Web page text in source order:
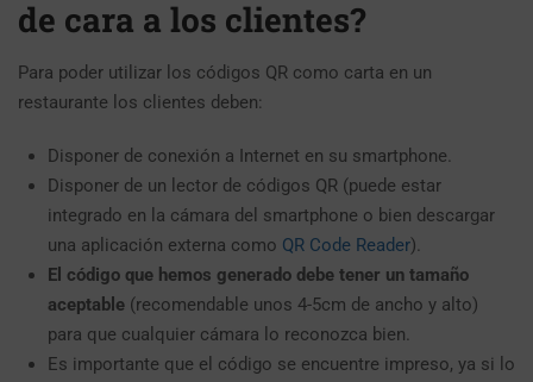
de cara a los clientes?
Para poder utilizar los códigos QR como carta en un
restaurante los clientes deben:
Disponer de conexión a Internet en su smartphone.
Disponer de un lector de códigos QR (puede estar
integrado en la cámara del smartphone o bien descargar
una aplicación externa como QR Code Reader).
El código que hemos generado debe tener un tamaño
aceptable (recomendable unos 4-5cm de ancho y alto)
para que cualquier cámara lo reconozca bien.
Es importante que el código se encuentre impreso, ya si lo